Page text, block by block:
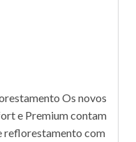
Os novos
e Premium contam
reflorestamento com